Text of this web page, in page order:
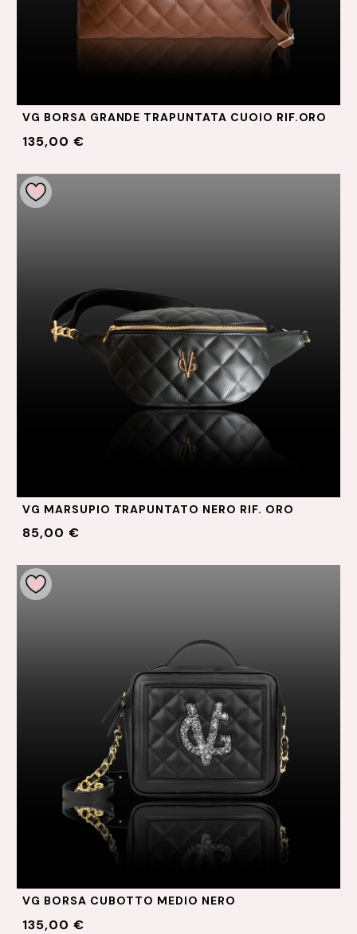
VG BORSA GRANDE TRAPUNTATA CUOIO RIF.ORO
135,00 €
VG MARSUPIO TRAPUNTATO NERO RIF. ORO
85,00 €
VG BORSA CUBOTTO MEDIO NERO
135,00 €